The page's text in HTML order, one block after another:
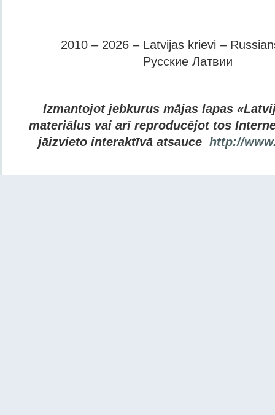
2010 – 2026 – Latvijas krievi –
Русские Латвии
Izmantojot jebkurus mājas lapas
materiālus vai arī reproducējot tos
jāizvieto interaktīvā atsaucehttp://